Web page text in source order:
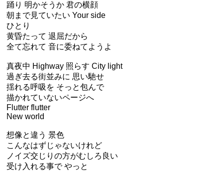
踊り 明かそうか 君の横顔
朝まで見ていたい Your side
ひとり
黄昏たって 退屈だから
全て忘れて 音に委ねてようよ
真夜中 Highway 照らす City light
過ぎ去る街並みに 思い馳せ
揺れる呼吸を そっと包んで
描かれていないページへ
Flutter flutter
New world
想像と違う 景色
こんなはずじゃないけれど
ノイズ交じりの方がむしろ良い
受け入れる事で やっと